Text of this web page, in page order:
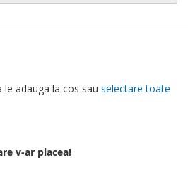
adauga la cos sau selectare toate
v-ar placea!